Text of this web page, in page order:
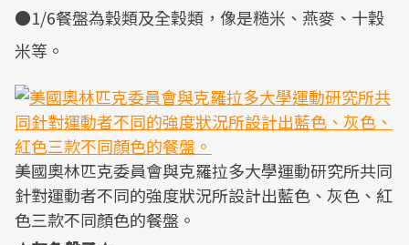
●1/6餐盤為穀類及全穀類，像是糙米、燕麥、十穀
米等。
美國奧林匹克委員會與克羅拉多大學運動研究所共同
針對運動者不同的強度狀況所設計出藍色、灰色、紅
色三款不同顏色的餐盤。